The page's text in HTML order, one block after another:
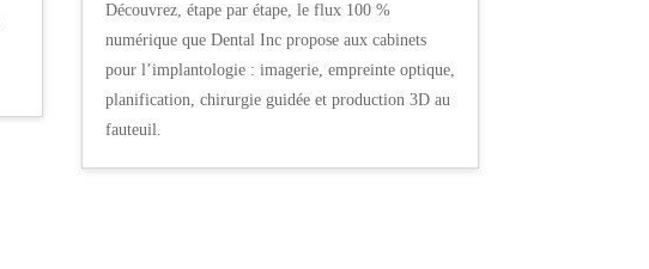
Découvrez, étape par étape, le flux 100 %
numérique que Dental Inc propose aux cabinets
pour l’implantologie : imagerie, empreinte optique,
planification, chirurgie guidée et production 3D au
fauteuil.